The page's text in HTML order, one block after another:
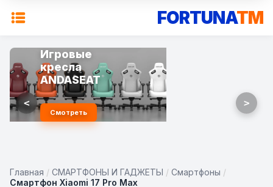
FORTUNATM
Игровые
кресла
ANDASEAT
Смотреть
< >
Главная / СМАРТФОНЫ И ГАДЖЕТЫ / Смартфоны /
Смартфон Xiaomi 17 Pro Max